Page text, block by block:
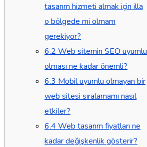
tasarım hizmeti almak için illa
o bölgede mi olmam
gerekiyor?
6.2 Web sitemin SEO uyumlu
olması ne kadar önemli?
6.3 Mobil uyumlu olmayan bir
web sitesi sıralamamı nasıl
etkiler?
6.4 Web tasarım fiyatları ne
kadar değişkenlik gösterir?